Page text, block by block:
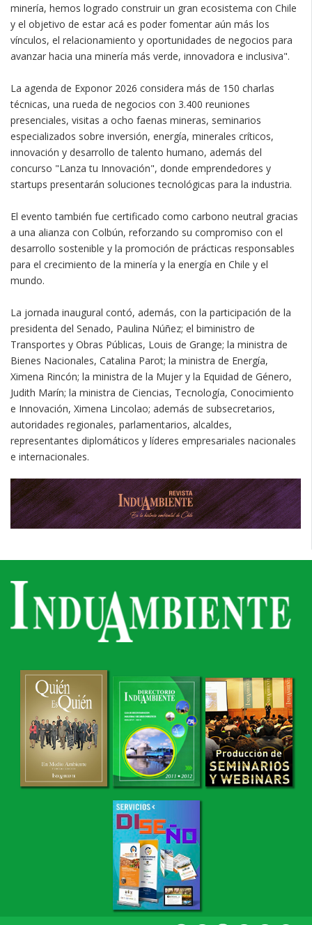
minería, hemos logrado construir un gran ecosistema con Chile
y el objetivo de estar acá es poder fomentar aún más los
vínculos, el relacionamiento y oportunidades de negocios para
avanzar hacia una minería más verde, innovadora e inclusiva".
La agenda de Exponor 2026 considera más de 150 charlas
técnicas, una rueda de negocios con 3.400 reuniones
presenciales, visitas a ocho faenas mineras, seminarios
especializados sobre inversión, energía, minerales críticos,
innovación y desarrollo de talento humano, además del
concurso "Lanza tu Innovación", donde emprendedores y
startups presentarán soluciones tecnológicas para la industria.
El evento también fue certificado como carbono neutral gracias
a una alianza con Colbún, reforzando su compromiso con el
desarrollo sostenible y la promoción de prácticas responsables
para el crecimiento de la minería y la energía en Chile y el
mundo.
La jornada inaugural contó, además, con la participación de la
presidenta del Senado, Paulina Núñez; el biministro de
Transportes y Obras Públicas, Louis de Grange; la ministra de
Bienes Nacionales, Catalina Parot; la ministra de Energía,
Ximena Rincón; la ministra de la Mujer y la Equidad de Género,
Judith Marín; la ministra de Ciencias, Tecnología, Conocimiento
e Innovación, Ximena Lincolao; además de subsecretarios,
autoridades regionales, parlamentarios, alcaldes,
representantes diplomáticos y líderes empresariales nacionales
e internacionales.